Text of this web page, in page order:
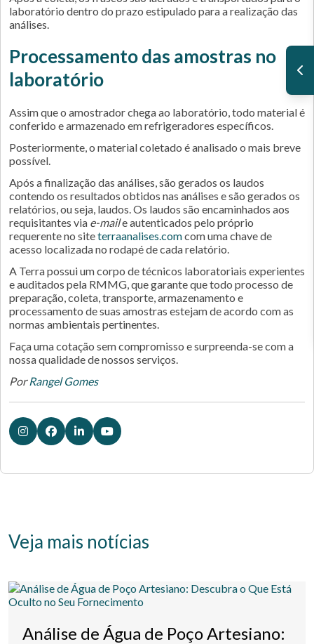
laboratório dentro do prazo estipulado para a realização das
análises.
Processamento das amostras no
laboratório
Assim que o amostrador chega ao laboratório, todo material é
conferido e armazenado em refrigeradores específicos.
Posteriormente, o material coletado é analisado o mais breve
possível.
Após a finalização das análises, são gerados os laudos
contendo os resultados obtidos nas análises e são gerados os
relatórios, ou seja, laudos. Os laudos são encaminhados aos
requisitantes via e-maile autenticados pelo próprio
requerente no siteterraanalises.comcom uma chave de
acesso localizada no rodapé de cada relatório.
A Terra possui um corpo de técnicos laboratoriais experientes
e auditados pela RMMG, que garante que todo processo de
preparação, coleta, transporte, armazenamento e
processamento de suas amostras estejam de acordo com as
normas ambientais pertinentes.
Faça uma cotação sem compromisso e surpreenda-se com a
nossa qualidade de nossos serviços.
PorRangel Gomes
Veja mais notícias
Análise de Água de Poço Artesiano: